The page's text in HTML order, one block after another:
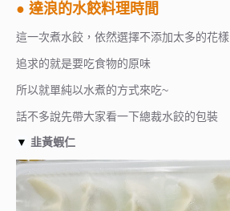
● 達浪的水餃料理時間
這一次煮水餃，依然選擇不添加太多的花樣
追求的就是要吃食物的原味
所以就單純以水煮的方式來吃~
話不多說先帶大家看一下總裁水餃的包裝
▼ 韭黃蝦仁